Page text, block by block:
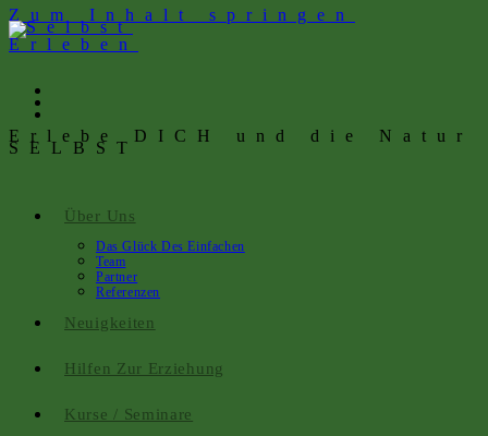
Zum Inhalt springen
Erlebe DICH und die Natur
SELBST
Über Uns
Das Glück Des Einfachen
Team
Partner
Referenzen
Neuigkeiten
Hilfen Zur Erziehung
Kurse / Seminare